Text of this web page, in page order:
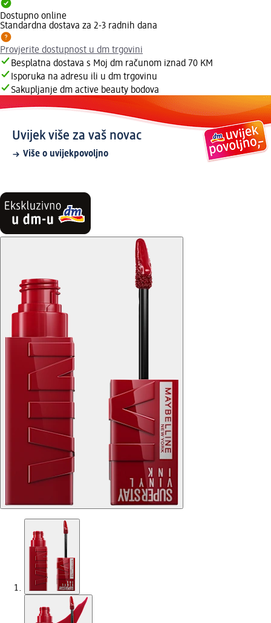
Dostupno online
Standardna dostava za 2-3 radnih dana
Provjerite dostupnost u dm trgovini
Besplatna dostava s Moj dm računom iznad 70 KM
Isporuka na adresu ili u dm trgovinu
Sakupljanje dm active beauty bodova
Uvijek više za vaš novac
Više o uvijekpovoljno